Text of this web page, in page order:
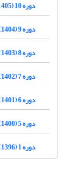
دوره 10 (1405)
دوره 9 (1404)
دوره 8 (1403)
دوره 7 (1402)
دوره 6 (1401)
دوره 5 (1400)
دوره 1 (1396)